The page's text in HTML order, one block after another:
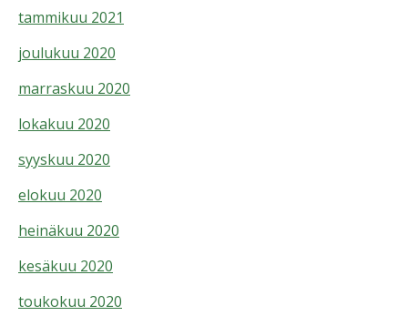
tammikuu 2021
joulukuu 2020
marraskuu 2020
lokakuu 2020
syyskuu 2020
elokuu 2020
heinäkuu 2020
kesäkuu 2020
toukokuu 2020